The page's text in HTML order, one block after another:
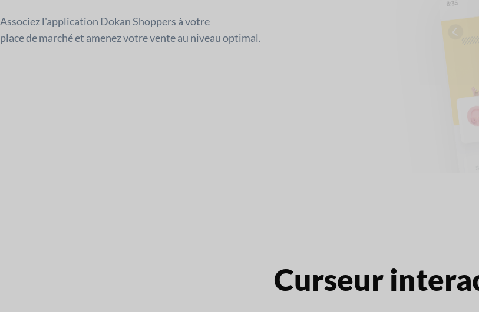
Associez l'application Dokan Shoppers à votre
place de marché et amenez votre vente au niveau optimal.
Curseur